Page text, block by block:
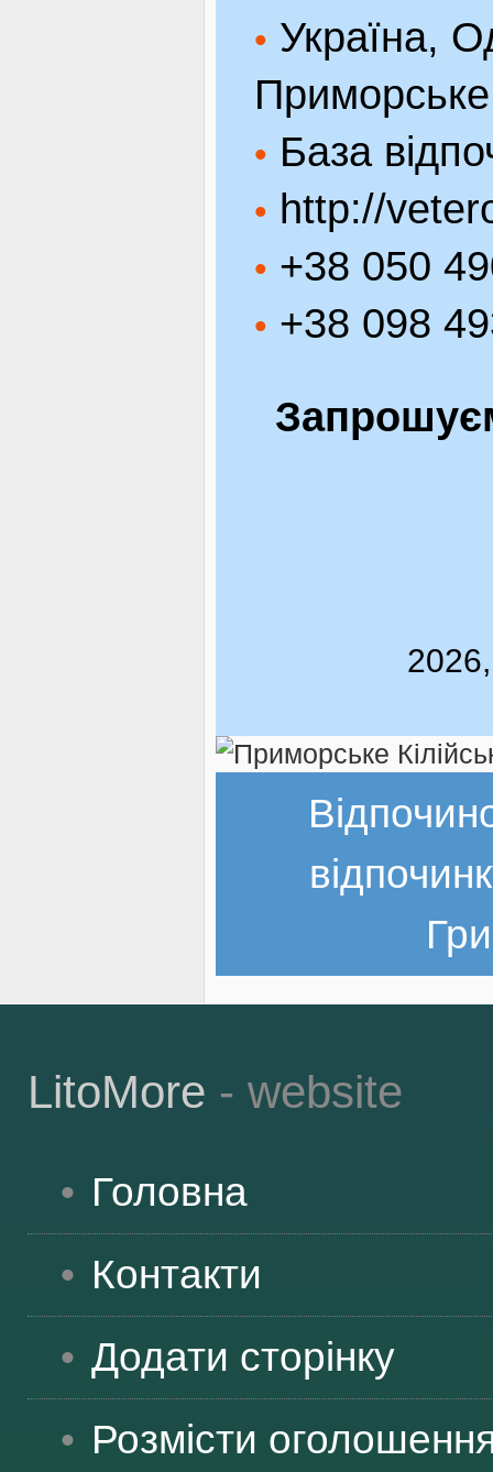
• Україна,
Приморське
• База
• http://
• +38 050
• +38 098
LitoMore - website
Головна
Контакти
Додати сторінку
Розмісти